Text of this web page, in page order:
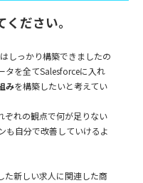
ください。
しっかり構築できましたの
タを全てSalesforceに入れ
みを構築したいと考えてい
ぞれの観点で何が足りない
も自分で改善していけるよ
た新しい求人に関連した商